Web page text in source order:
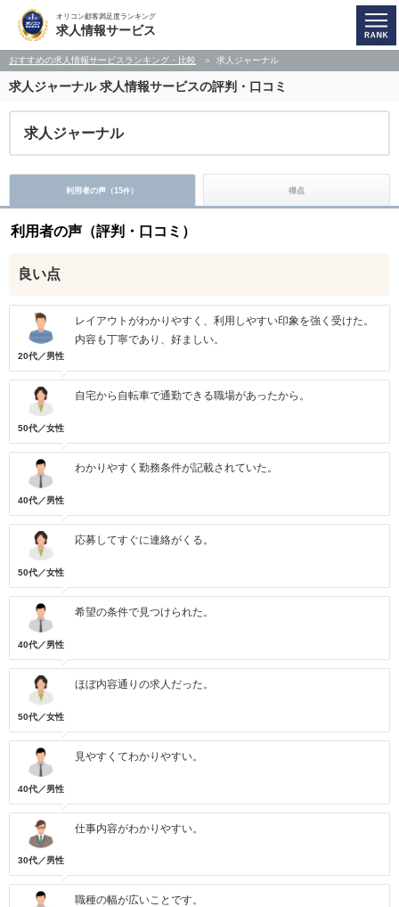
オリコン顧客満足度ランキング
求人情報サービス
おすすめの求人情報サービスランキング・比較 求人ジャーナル
求人ジャーナル求人情報サービスの評判・口コミ
求人ジャーナル
利用者の声（15件） 得点
利用者の声（評判・口コミ）
良い点
20代／男性
レイアウトがわかりやすく、利用しやすい印象を強く受けた。
内容も丁寧であり、好ましい。
50代／女性
自宅から自転車で通勤できる職場があったから。
40代／男性
わかりやすく勤務条件が記載されていた。
50代／女性
応募してすぐに連絡がくる。
40代／男性
希望の条件で見つけられた。
50代／女性
ほぼ内容通りの求人だった。
40代／男性
見やすくてわかりやすい。
30代／男性
仕事内容がわかりやすい。
職種の幅が広いことです。